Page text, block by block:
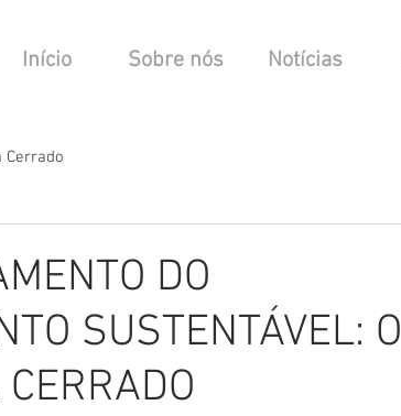
Início Sobre nós Notícias
Cerrado
DO
SUSTENTÁVEL: O